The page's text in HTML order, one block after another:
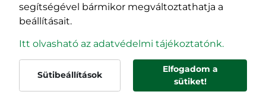
© rmdsz.ro 2026
segítségével bármikor megváltoztathatja a
beállításait.
Itt olvasható az adatvédelmi tájékoztatónk.
Sütibeállítások
Elfogadom a
sütiket!